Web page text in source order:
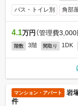
バス・トイレ別 角部
4.1万円 （管理費3,000
階数 3階 間取り 1DK
マンション・アパート
岩
件